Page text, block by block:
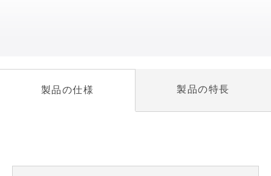
製品の仕様 製品の特長